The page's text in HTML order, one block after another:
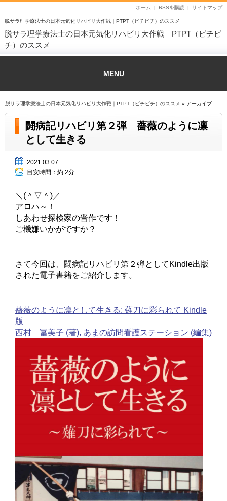
脱サラ理学療法士の日本元気化リハビリ大作戦｜PTPT（ピチピチ）のススメ
サイトマップ
RSSを購読 |
ホーム |
脱サラ理学療法士の日本元気化リハビリ大作戦｜PTPT（ピチピ
チ）のススメ
MENU
脱サラ理学療法士の日本元気化リハビリ大作戦｜PTPT（ピチピチ）のススメ » アーカイブ
闘病記リハビリ第２弾 薔薇のように凛
として生きる
2021.03.07
目安時間： 約 2分
＼(＾▽＾)／
アロハ～！
しあわせ探検家の晋作です！
ご機嫌いかがですか？
さて今回は、闘病記リハビリ第２弾としてKindle出版
された電子書籍をご紹介します。
薔薇のように凛として生きる: 薙刀に彩られて Kindle
版
西村 冨美子 (著), あまの訪問看護ステーション (編集)